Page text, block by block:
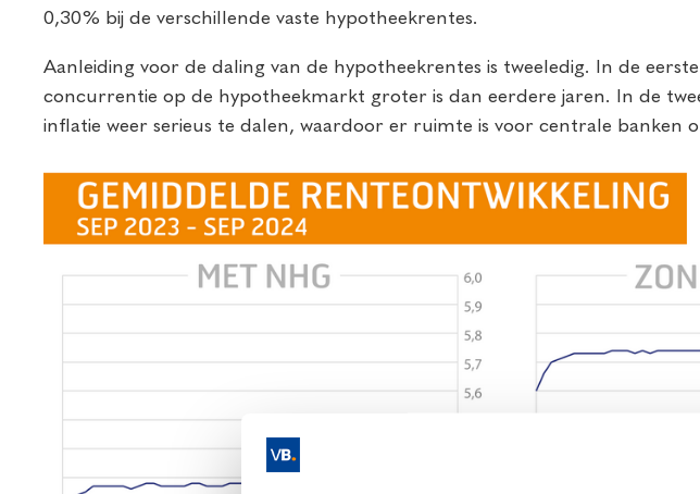
0,30% bij de verschillende vaste hypotheekrentes.
Aanleiding voor de daling van de hypotheekrentes is tweeledig. In de
concurrentie op de hypotheekmarkt groter is dan eerdere jaren. In de
inflatie weer serieus te dalen, waardoor er ruimte is voor centrale banken